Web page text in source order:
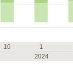
10
1
2024